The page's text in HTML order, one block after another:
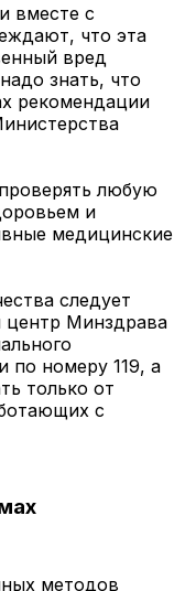
вместе с
что эта
вред
знать, что
рекомендации
любую
и
медицинские
следует
Минздрава
по номеру 119, а
только от
с
методов